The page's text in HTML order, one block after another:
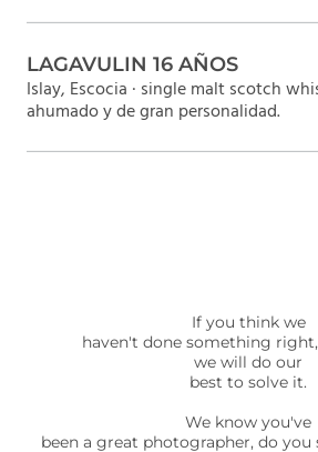
LAGAVULIN 16 AÑOS
Islay, Escocia · single malt scotch
ahumado y de gran personalidad.
If you think we
haven't done something
we will do our
best to solve it.
We know you've
been a great photographer, do you